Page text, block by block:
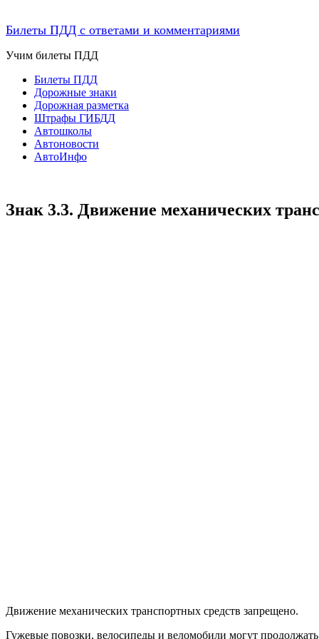
Билеты ПДД с ответами и комментариями
Учим билеты ПДД
Билеты ПДД
Дорожные знаки
Дорожная разметка
Штрафы ГИБДД
Автошколы
Автоновости
АвтоИнфо
Знак 3.3. Движение механических
Движение механических транспортных средств запрещено.
Гужевые повозки, велосипеды и веломобили могут